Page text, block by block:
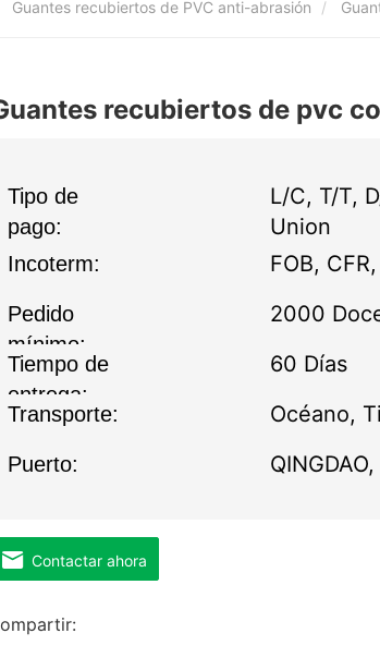
Guantes recubiertos de PVC anti-abrasión
recubiertos de pvc
Tipo de
pago:
L/C, T/T,
Union
Incoterm: FOB,
Pedido
mínimo:
2000
Tiempo de
entrega:
60 Días
Transporte: Océano,
Puerto:
Contactar ahora